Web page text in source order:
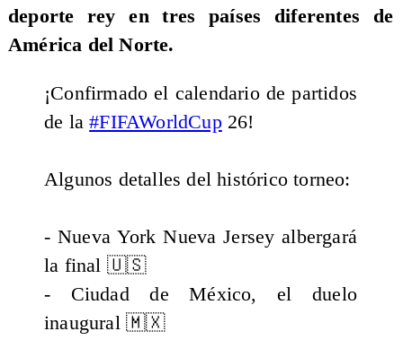
deporte rey en tres países diferentes de
América del Norte.
¡Confirmado el calendario de partidos
de la#FIFAWorldCup26!
Algunos detalles del histórico torneo:
- Nueva York Nueva Jersey albergará
la final 🇺🇸
- Ciudad de México, el duelo
inaugural 🇲🇽